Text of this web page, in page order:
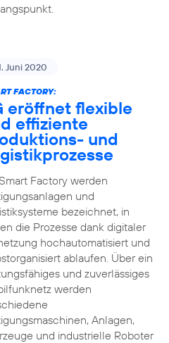
Juni 2020
FACTORY:
eröffnet flexible
effiziente
und
Factory werden
und
bezeichnet, in
die Prozesse dank digitaler
hochautomatisiert und
ablaufen. Über ein
und zuverlässiges
werden
Anlagen,
und industrielle Roboter